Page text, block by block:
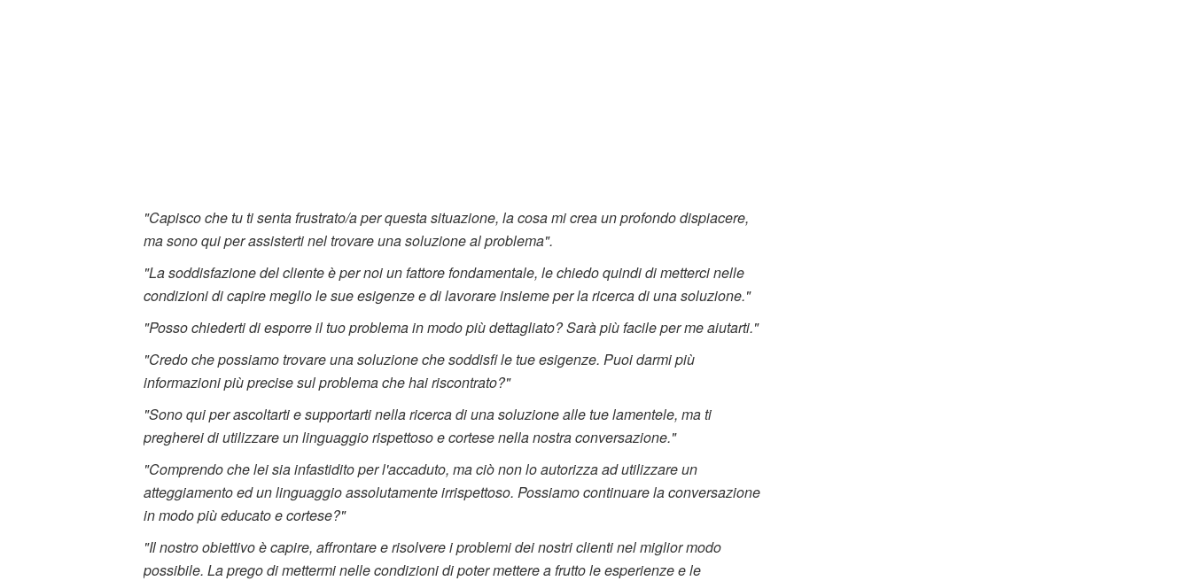
"Capisco che tu ti senta frustrato/a per questa situazione, la cosa mi crea un profondo dispiacere,
ma sono qui per assisterti nel trovare una soluzione al problema".
"La soddisfazione del cliente è per noi un fattore fondamentale, le chiedo quindi di metterci nelle
condizioni di capire meglio le sue esigenze e di lavorare insieme per la ricerca di una soluzione."
"Posso chiederti di esporre il tuo problema in modo più dettagliato? Sarà più facile per me aiutarti."
"Credo che possiamo trovare una soluzione che soddisfi le tue esigenze. Puoi darmi più
informazioni più precise sul problema che hai riscontrato?"
"Sono qui per ascoltarti e supportarti nella ricerca di una soluzione alle tue lamentele, ma ti
pregherei di utilizzare un linguaggio rispettoso e cortese nella nostra conversazione."
"Comprendo che lei sia infastidito per l'accaduto, ma ciò non lo autorizza ad utilizzare un
atteggiamento ed un linguaggio assolutamente irrispettoso. Possiamo continuare la conversazione
in modo più educato e cortese?"
"Il nostro obiettivo è capire, affrontare e risolvere i problemi dei nostri clienti nel miglior modo
possibile. La prego di mettermi nelle condizioni di poter mettere a frutto le esperienze e le